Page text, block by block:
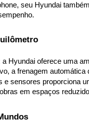
seu Hyundai
a Hyundai oferece uma
a frenagem
e sensores proporciona
em espaços